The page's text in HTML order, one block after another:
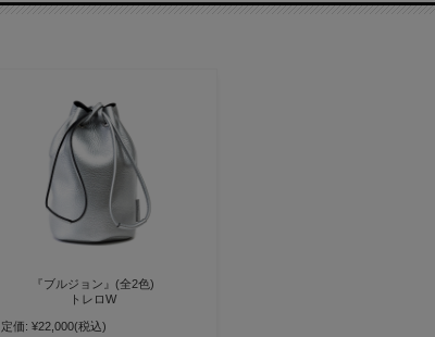
『ブルジョン』(全2色)
トレロW
丸みを帯びた巾着型フォルムで抜
定価: ¥22,000(税込)